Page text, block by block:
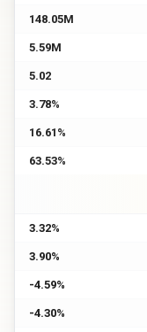
148.05M
5.59M
5.02
3.78%
16.61%
63.53%
3.32%
3.90%
-4.59%
-4.30%